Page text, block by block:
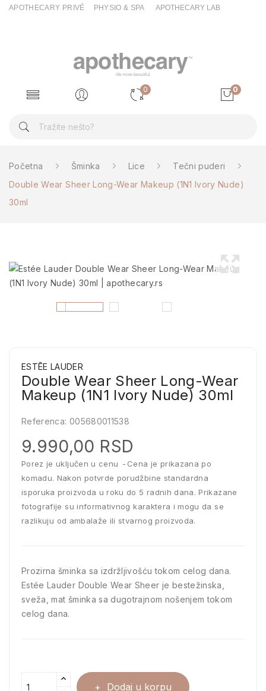
APOTHECARY PRIVÉ PHYSIO & SPA APOTHECARY LAB
0 0
Početna Šminka Lice
Tečni puderi
Double Wear Sheer Long-Wear Makeup (1N1 Ivory Nude)
30ml
ESTĒE LAUDER
Double Wear Sheer Long-Wear
Makeup (1N1 Ivory Nude) 30ml
Referenca: 005680011538
9.990,00 RSD
Porez je uključen u cenu
Cena je prikazana po
komadu. Nakon potvrde porudžbine standardna
isporuka proizvoda u roku do 5 radnih dana. Prikazane
fotografije su informativnog karaktera i mogu da se
razlikuju od ambalaže ili stvarnog proizvoda.
Prozirna šminka sa izdržljivošću tokom celog dana.
Estée Lauder Double Wear Sheer je bestežinska,
sveža, mat šminka sa dugotrajnom nošenjem tokom
celog dana.
Dodaj u korpu